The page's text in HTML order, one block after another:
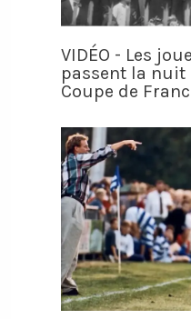
VIDÉO - Les
passent la nuit
Coupe de